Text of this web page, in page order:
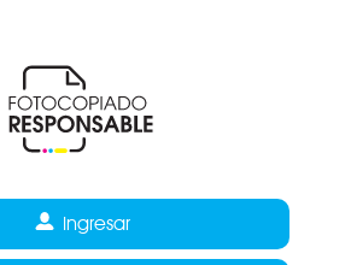
Ingresar